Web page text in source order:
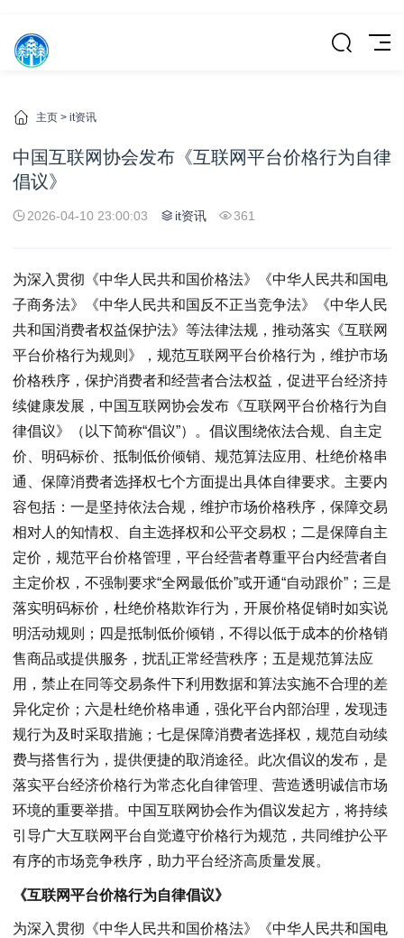
主页 > it资讯
中国互联网协会发布《互联网平台价格行为自律
倡议》
2026-04-10 23:00:03 it资讯 361
为深入贯彻《中华人民共和国价格法》《中华人民共和国电
子商务法》《中华人民共和国反不正当竞争法》《中华人民
共和国消费者权益保护法》等法律法规，推动落实《互联网
平台价格行为规则》，规范互联网平台价格行为，维护市场
价格秩序，保护消费者和经营者合法权益，促进平台经济持
续健康发展，中国互联网协会发布《互联网平台价格行为自
律倡议》（以下简称“倡议”）。倡议围绕依法合规、自主定
价、明码标价、抵制低价倾销、规范算法应用、杜绝价格串
通、保障消费者选择权七个方面提出具体自律要求。主要内
容包括：一是坚持依法合规，维护市场价格秩序，保障交易
相对人的知情权、自主选择权和公平交易权；二是保障自主
定价，规范平台价格管理，平台经营者尊重平台内经营者自
主定价权，不强制要求“全网最低价”或开通“自动跟价”；三是
落实明码标价，杜绝价格欺诈行为，开展价格促销时如实说
明活动规则；四是抵制低价倾销，不得以低于成本的价格销
售商品或提供服务，扰乱正常经营秩序；五是规范算法应
用，禁止在同等交易条件下利用数据和算法实施不合理的差
异化定价；六是杜绝价格串通，强化平台内部治理，发现违
规行为及时采取措施；七是保障消费者选择权，规范自动续
费与搭售行为，提供便捷的取消途径。此次倡议的发布，是
落实平台经济价格行为常态化自律管理、营造透明诚信市场
环境的重要举措。中国互联网协会作为倡议发起方，将持续
引导广大互联网平台自觉遵守价格行为规范，共同维护公平
有序的市场竞争秩序，助力平台经济高质量发展。
《互联网平台价格行为自律倡议》
为深入贯彻《中华人民共和国价格法》《中华人民共和国电